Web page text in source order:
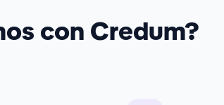
con Credum?